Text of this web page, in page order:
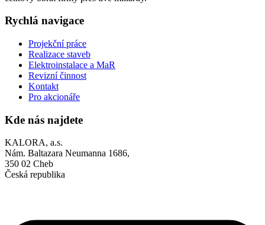
Rychlá navigace
Projekční práce
Realizace staveb
Elektroinstalace a MaR
Revizní činnost
Kontakt
Pro akcionáře
Kde nás najdete
KALORA, a.s.
Nám. Baltazara Neumanna 1686,
350 02 Cheb
Česká republika